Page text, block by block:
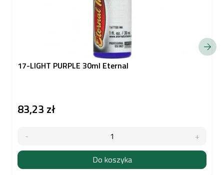
17-LIGHT PURPLE 30ml Eternal
83,23 zł
Do koszyka